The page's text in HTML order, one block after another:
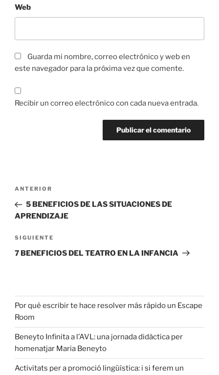
Web
Guarda mi nombre, correo electrónico y web en
este navegador para la próxima vez que comente.
Recibir un correo electrónico con cada nueva entrada.
ANTERIOR
5 BENEFICIOS DE LAS SITUACIONES DE
APRENDIZAJE
SIGUIENTE
7 BENEFICIOS DEL TEATRO EN LA INFANCIA
Por qué escribir te hace resolver más rápido un Escape
Room
Beneyto Infinita a l’AVL: una jornada didàctica per
homenatjar Maria Beneyto
Activitats per a promoció lingüística: i si ferem un